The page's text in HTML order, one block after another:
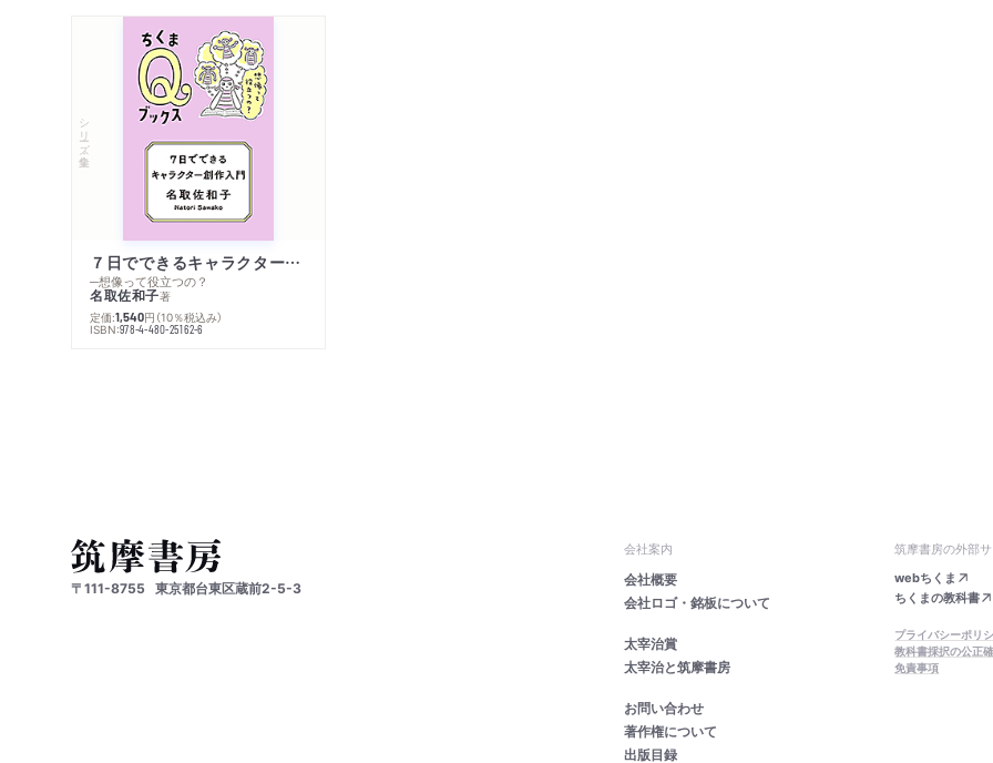
シリーズ・全集
７日でできるキャラクター創作入門
─想像って役立つの？
名取佐和子著
定価:1,540円 （10％税込み）
ISBN:978-4-480-25162-6
〒111-8755 東京都台東区蔵前2-5-3
会社案内
会社概要
会社ロゴ・銘板について
太宰治賞
太宰治と筑摩書房
お問い合わせ
著作権について
出版目録
筑摩書房の外部
webちくま
ちくまの教科書
プライバシーポリ
教科書採択の公正
免責事項